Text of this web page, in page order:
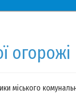
огорожі
міського